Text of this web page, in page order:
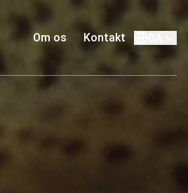
Om os Kontakt